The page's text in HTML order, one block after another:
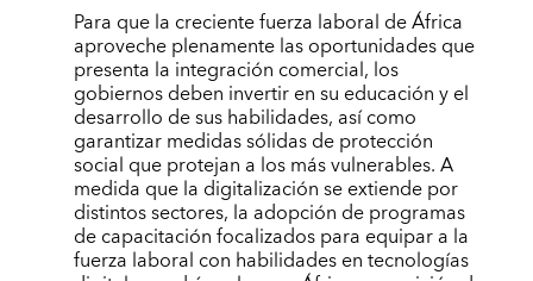
Para que la creciente fuerza laboral de África
aproveche plenamente las oportunidades que
presenta la integración comercial, los
gobiernos deben invertir en su educación y el
desarrollo de sus habilidades, así como
garantizar medidas sólidas de protección
social que protejan a los más vulnerables. A
medida que la digitalización se extiende por
distintos sectores, la adopción de programas
de capacitación focalizados para equipar a la
fuerza laboral con habilidades en tecnologías